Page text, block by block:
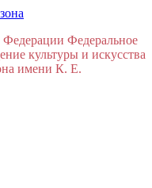
Федеральное
культуры и искусства
имени К. Е.